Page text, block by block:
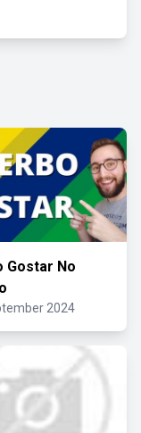
Gostar No
2024